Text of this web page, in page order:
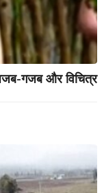
गजब और विचित्र